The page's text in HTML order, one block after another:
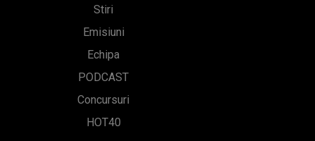
Stiri
Emisiuni
Echipa
PODCAST
Concursuri
HOT40